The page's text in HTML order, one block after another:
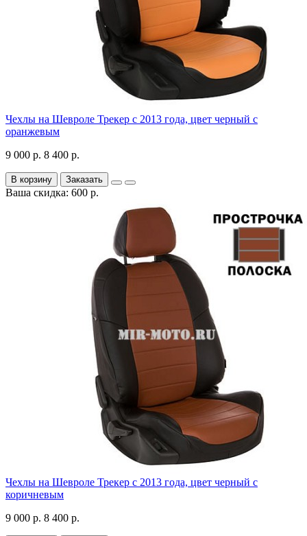
Чехлы на Шевроле Трекер с 2013 года, цвет черный с
оранжевым
9 000 р. 8 400 р.
В корзину Заказать
Ваша скидка: 600 р.
Чехлы на Шевроле Трекер с 2013 года, цвет черный с
коричневым
9 000 р. 8 400 р.